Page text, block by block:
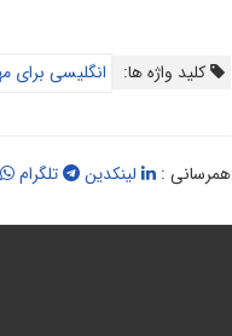
کلید واژه ها: انگلیسی برای
همرسانی : لینکدین تلگرام